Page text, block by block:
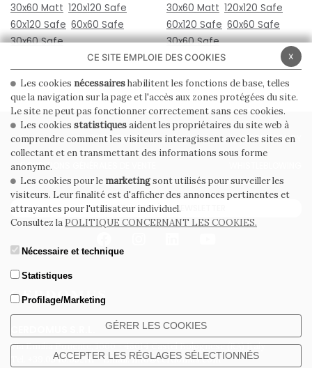
30x60 Matt 120x120 Safe
60x120 Safe 60x60 Safe
30x60 Safe
30x60 Matt 120x120 Safe
60x120 Safe 60x60 Safe
30x60 Safe
Via Emilia Ponente, 1000 - 48014 Castel Bolognese (RA) Italy
Tel. +39.0546.652111 - Email: info@cerdomus.com
PRIVACY POLICY COOKIE POLICY
CONDITIONS GÉNÉRALES DE VENTE
ABONNEZ-VOUS À LA NEWSLETTER
x
CE SITE EMPLOIE DES COOKIES
Les cookies nécessaireshabilitent les fonctions de base, telles
que la navigation sur la page et l'accès aux zones protégées du site.
Le site ne peut pas fonctionner correctement sans ces cookies.
Les cookies statistiquesaident les propriétaires du site web à
comprendre comment les visiteurs interagissent avec les sites en
collectant et en transmettant des informations sous forme
anonyme.
Les cookies pour le marketingsont utilisés pour surveiller les
visiteurs. Leur finalité est d'afficher des annonces pertinentes et
attrayantes pour l'utilisateur individuel.
Consultez la POLITIQUE CONCERNANT LES COOKIES.
Nécessaire et technique
Statistiques
Profilage/Marketing
GÉRER LES COOKIES
ACCEPTER LES RÉGLAGES SÉLECTIONNÉS